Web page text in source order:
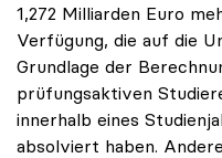
1,272 Milliarden Euro
Verfügung, die auf die
Grundlage der
prüfungsaktiven
innerhalb eines
absolviert haben.